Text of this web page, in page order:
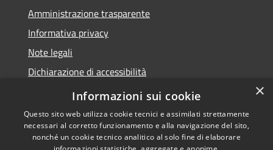
Amministrazione trasparente
Informativa privacy
Note legali
Dichiarazione di accessibilità
Obiettivi accessibilità
×
Informazioni sui cookie
Questo sito web utilizza cookie tecnici e assimilati strettamente
necessari al corretto funzionamento e alla navigazione del sito,
nonché un cookie tecnico analitico al solo fine di elaborare